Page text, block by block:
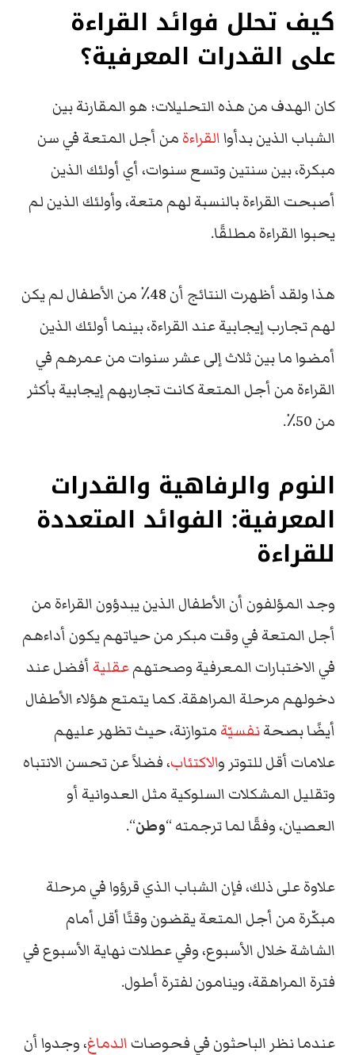
كيف تحلل فوائد القراءة
على القدرات المعرفية؟
كان الهدف من هذه التحليلات؛ هو المقارنة بين
الشباب الذين بدأواالقراءةمن أجل المتعة في سن
مبكرة، بين سنتين وتسع سنوات، أي أولئك الذين
أصبحت القراءة بالنسبة لهم متعة، وأولئك الذين لم
يحبوا القراءة مطلقًا.
هذا ولقد أظهرت النتائج أن 48٪ من الأطفال لم يكن
لهم تجارب إيجابية عند القراءة، بينما أولئك الذين
أمضوا ما بين ثلاث إلى عشر سنوات من عمرهم في
القراءة من أجل المتعة كانت تجاربهم إيجابية بأكثر
من 50٪.
النوم والرفاهية والقدرات
المعرفية: الفوائد المتعددة
للقراءة
وجد المؤلفون أن الأطفال الذين يبدؤون القراءة من
أجل المتعة في وقت مبكر من حياتهم يكون أداءهم
في الاختبارات المعرفية وصحتهمعقليةأفضل عند
دخولهم مرحلة المراهقة. كما يتمتع هؤلاء الأطفال
أيضًا بصحةنفسيّةمتوازنة، حيث تظهر عليهم
علامات أقل للتوتر والاكتئاب، فضلاً عن تحسن الانتباه
وتقليل المشكلات السلوكية مثل العدوانية أو
العصيان، وفقًا لما ترجمته “وطن“.
علاوة على ذلك، فإن الشباب الذي قرؤوا في مرحلة
مبكّرة من أجل المتعة يقضون وقتًا أقل أمام
الشاشة خلال الأسبوع، وفي عطلات نهاية الأسبوع في
فترة المراهقة، وينامون لفترة أطول.
عندما نظر الباحثون في فحوصاتالدماغ، وجدوا أن